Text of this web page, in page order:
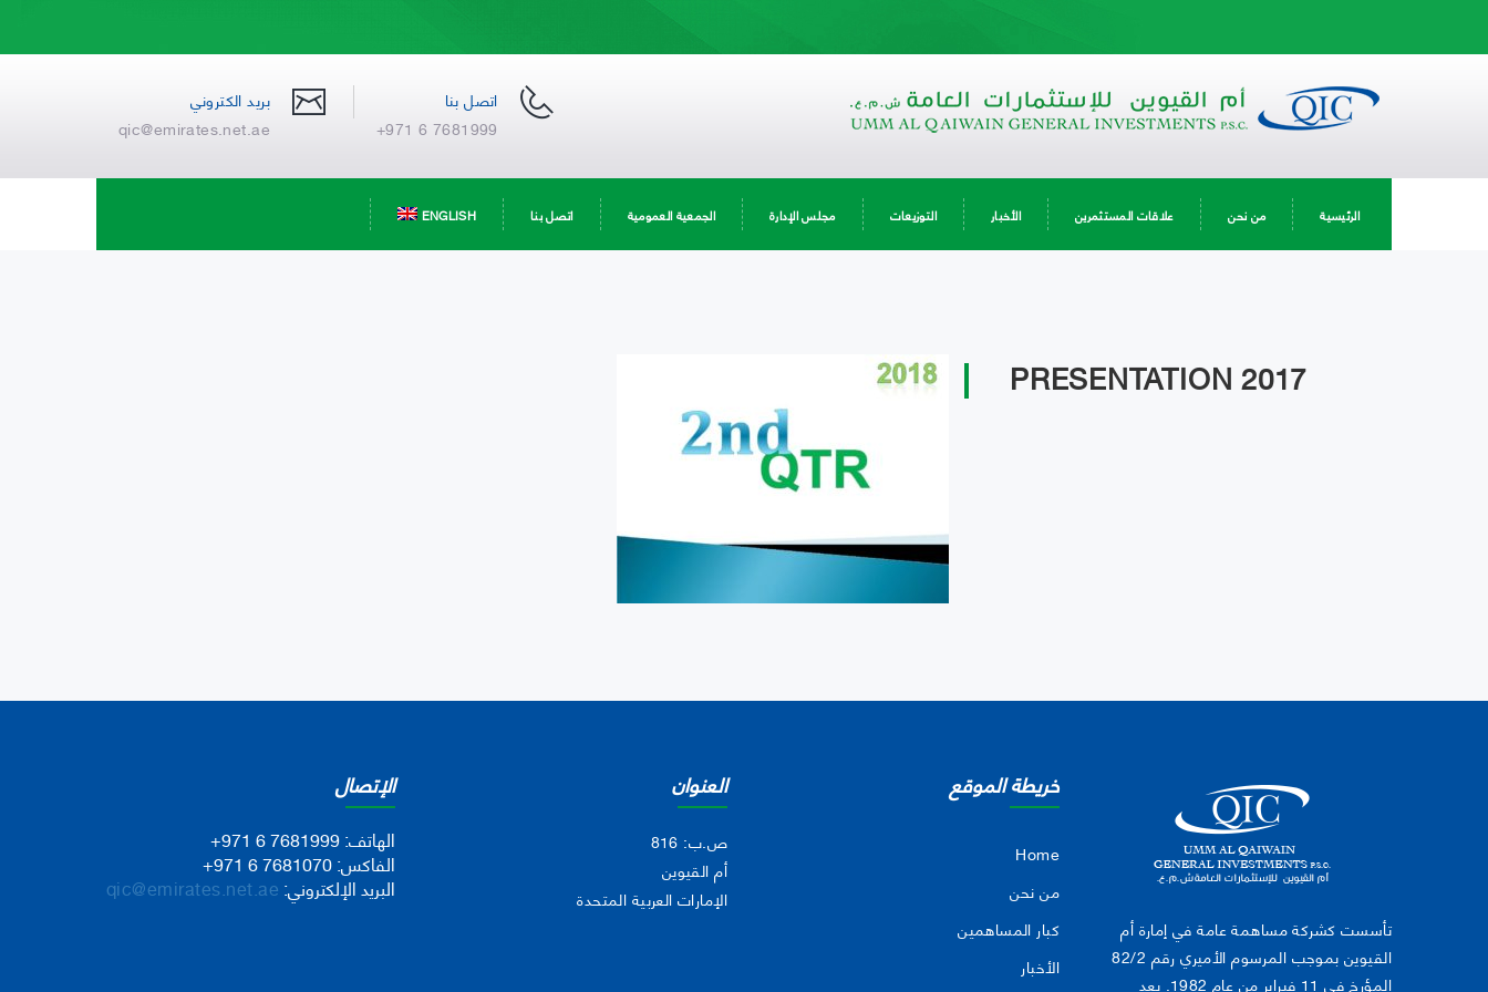
اتصل بنا
+971 6 7681999
بريد الكتروني
qic@emirates.net.ae
الرئيسية من نحن علاقات المستثمرين الأخبار التوزيعات مجلس الإدارة الجمعية العمومية اتصل بنا ENGLISH
PRESENTATION 2017
تأسست كشركة مساهمة عامة في إمارة أم
القيوين بموجب المرسوم الأميري رقم 82/2
المؤرخ في 11 فبراير من عام 1982. بعد
خريطة الموقع
Home
من نحن
كبار المساهمين
الأخبار
العنوان
ص.ب: 816
أم القيوين
الإمارات العربية المتحدة
الإتصال
الهاتف:+971 6 7681999
الفاكس:+971 6 7681070
البريد الإلكتروني: qic@emirates.net.ae